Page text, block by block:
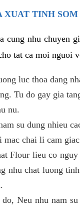
XUAT TINH
cung nhu chuyen
tat ca moi nguoi
luc thoa dang
Tu do gay gia
nu.
su dung nhieu
mac chai li cam
Flour lieu co
nhu chat luong
do, Neu nhu nam